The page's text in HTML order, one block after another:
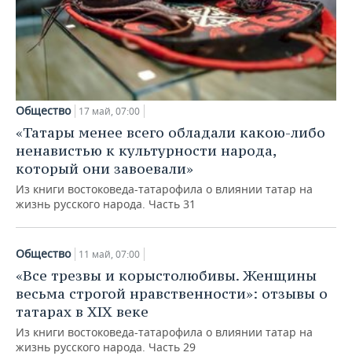
Общество 17 май, 07:00
«Татары менее всего обладали какою-либо
ненавистью к культурности народа,
который они завоевали»
Из книги востоковеда-татарофила о влиянии татар на
жизнь русского народа. Часть 31
Общество 11 май, 07:00
«Все трезвы и корыстолюбивы. Женщины
весьма строгой нравственности»: отзывы о
татарах в XIX веке
Из книги востоковеда-татарофила о влиянии татар на
жизнь русского народа. Часть 29